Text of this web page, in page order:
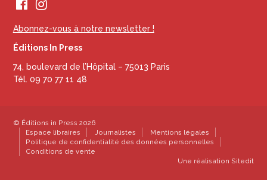
Abonnez-vous à notre newsletter !
Éditions In Press
74, boulevard de l’Hôpital – 75013 Paris
Tél. 09 70 77 11 48
© Éditions in Press 2026
Espace libraires
Journalistes
Mentions légales
Politique de confidentialité des données personnelles
Conditions de vente
Une réalisation Sitedit